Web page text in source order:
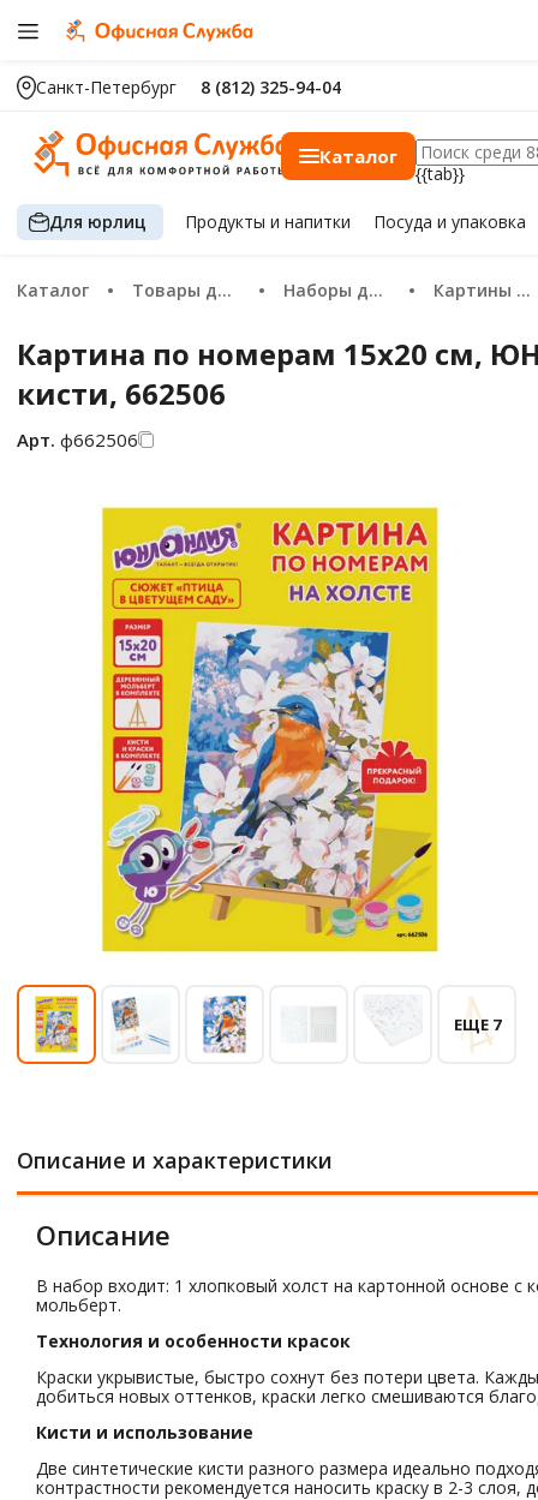
Санкт-Петербург 8 (812) 325-94-04
Каталог
{{tab}}
Для юрлиц Продуктыи напитки Посуда и упаковка
Каталог Товары для хобби и творчества Наборы для творчества Картины по номерам
Картина по номерам 15х20 см,
кисти, 662506
Арт. ф662506
ЕЩЕ 7
Описание и характеристики
Описание
В набор входит: 1 хлопковый холст на картонной основе
мольберт.
Технология и особенности красок
Краски укрывистые, быстро сохнут без потери цвета.
добиться новых оттенков, краски легко смешиваются
Кисти и использование
Две синтетические кисти разного размера идеально
контрастности рекомендуется наносить краску в 2-3